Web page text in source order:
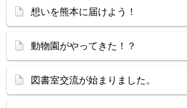
想いを熊本に届けよう！
動物園がやってきた！？
図書室交流が始まりました。